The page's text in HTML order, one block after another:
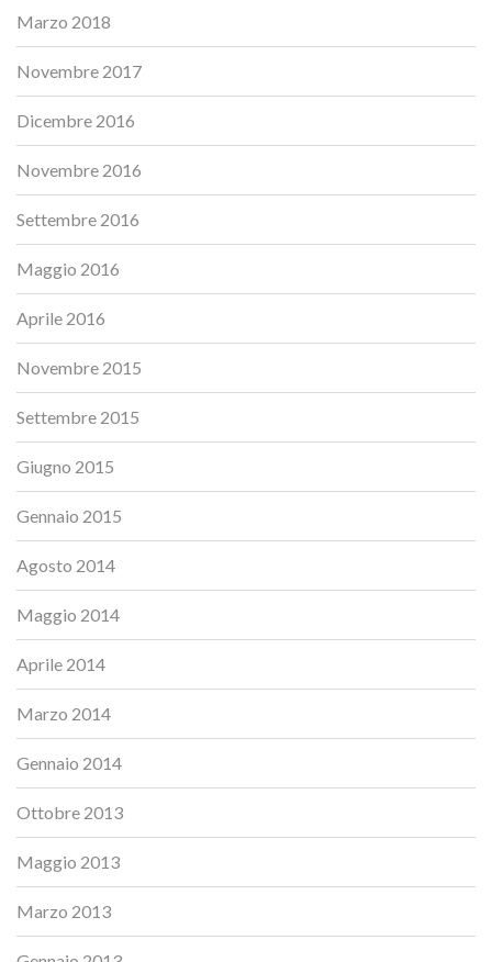
Marzo 2018
Novembre 2017
Dicembre 2016
Novembre 2016
Settembre 2016
Maggio 2016
Aprile 2016
Novembre 2015
Settembre 2015
Giugno 2015
Gennaio 2015
Agosto 2014
Maggio 2014
Aprile 2014
Marzo 2014
Gennaio 2014
Ottobre 2013
Maggio 2013
Marzo 2013